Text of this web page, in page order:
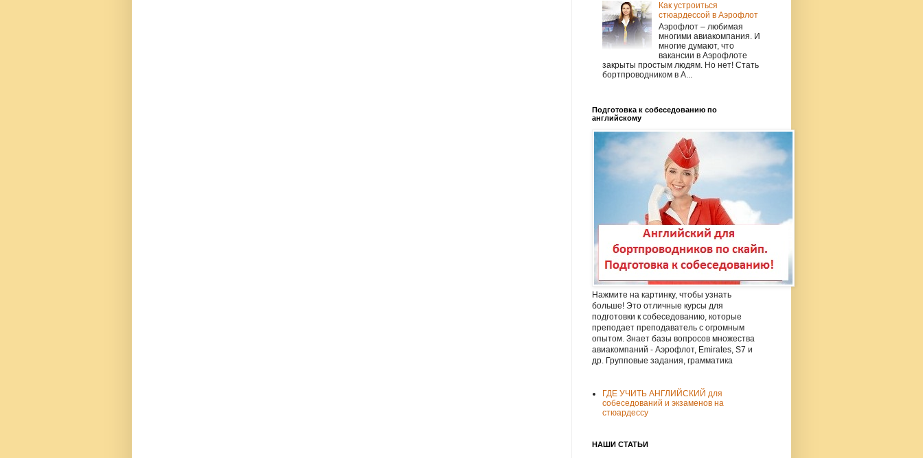
Как устроиться
стюардессой в Аэрофлот
Аэрофлот – любимая
многими авиакомпания. И
многие думают, что
вакансии в Аэрофлоте
закрыты простым людям. Но нет! Стать
бортпроводником в А...
Подготовка к собеседованию по
английскому
Нажмите на картинку, чтобы узнать
больше! Это отличные курсы для
подготовки к собеседованию, которые
преподает преподаватель с огромным
опытом. Знает базы вопросов множества
авиакомпаний - Аэрофлот, Emirates, S7 и
др. Групповые задания, грамматика
ГДЕ УЧИТЬ АНГЛИЙСКИЙ для
собеседований и экзаменов на
стюардессу
НАШИ СТАТЬИ